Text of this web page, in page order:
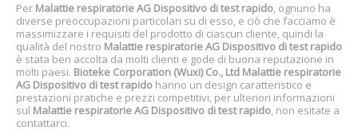
Per Malattie respiratorie AG Dispositivo di test rapido, ognuno ha
diverse preoccupazioni particolari su di esso, e ciò che facciamo è
massimizzare i requisiti del prodotto di ciascun cliente, quindi la
qualità del nostro Malattie respiratorie AG Dispositivo di test rapido
è stata ben accolta da molti clienti e gode di buona reputazione in
molti paesi. Bioteke Corporation (Wuxi) Co., Ltd Malattie respiratorie
AG Dispositivo di test rapido hanno un design caratteristico e
prestazioni pratiche e prezzi competitivi, per ulteriori informazioni
sul Malattie respiratorie AG Dispositivo di test rapido, non esitate a
contattarci.